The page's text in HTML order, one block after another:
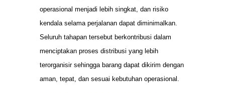
operasional menjadi lebih singkat, dan risiko
kendala selama perjalanan dapat diminimalkan.
Seluruh tahapan tersebut berkontribusi dalam
menciptakan proses distribusi yang lebih
terorganisir sehingga barang dapat dikirim dengan
aman, tepat, dan sesuai kebutuhan operasional.